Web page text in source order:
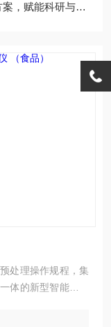
与工业生产的每一步
处理操作规程，集
体的新型智能蒸馏
。$n广泛应用于环